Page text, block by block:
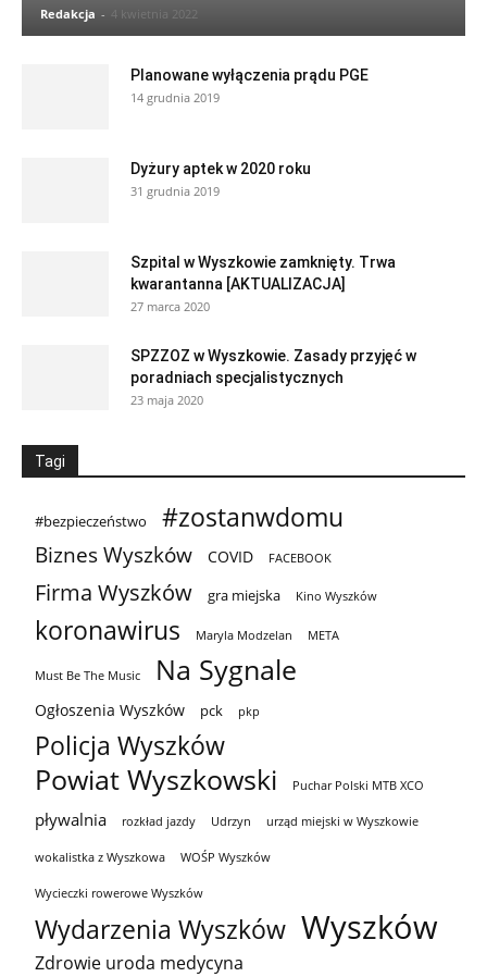
Redakcja - 4 kwietnia 2022
Planowane wyłączenia prądu PGE
14 grudnia 2019
Dyżury aptek w 2020 roku
31 grudnia 2019
Szpital w Wyszkowie zamknięty. Trwa
kwarantanna [AKTUALIZACJA]
27 marca 2020
SPZZOZ w Wyszkowie. Zasady przyjęć w
poradniach specjalistycznych
23 maja 2020
Tagi
#bezpieczeństwo #zostanwdomu
Biznes Wyszków COVID FACEBOOK
Firma Wyszków gra miejska Kino Wyszków
koronawirus Maryla Modzelan META
Must Be The Music Na Sygnale
Ogłoszenia Wyszków pck pkp
Policja Wyszków
Powiat Wyszkowski Puchar Polski MTB XCO
pływalnia rozkład jazdy Udrzyn urząd miejski w Wyszkowie
wokalistka z Wyszkowa WOŚP Wyszków
Wycieczki rowerowe Wyszków
Wydarzenia Wyszków Wyszków
Zdrowie uroda medycyna